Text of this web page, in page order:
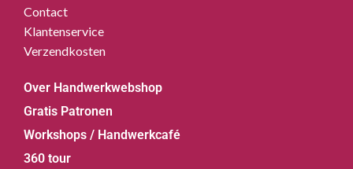
Contact
Klantenservice
Verzendkosten
Over Handwerkwebshop
Gratis Patronen
Workshops / Handwerkcafé
360 tour